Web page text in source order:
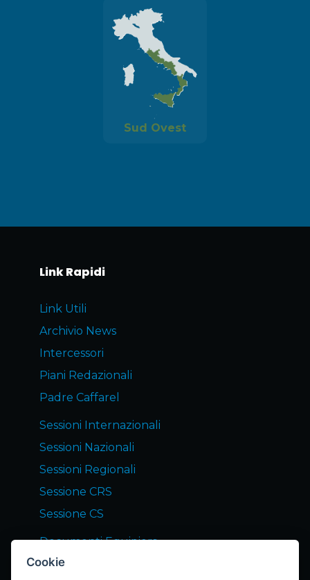
Sud Ovest
Link Rapidi
Link Utili
Archivio News
Intercessori
Piani Redazionali
Padre Caffarel
Sessioni Internazionali
Sessioni Nazionali
Sessioni Regionali
Sessione CRS
Sessione CS
Documenti Equipiers
Servizi END Equipiers
Cookie